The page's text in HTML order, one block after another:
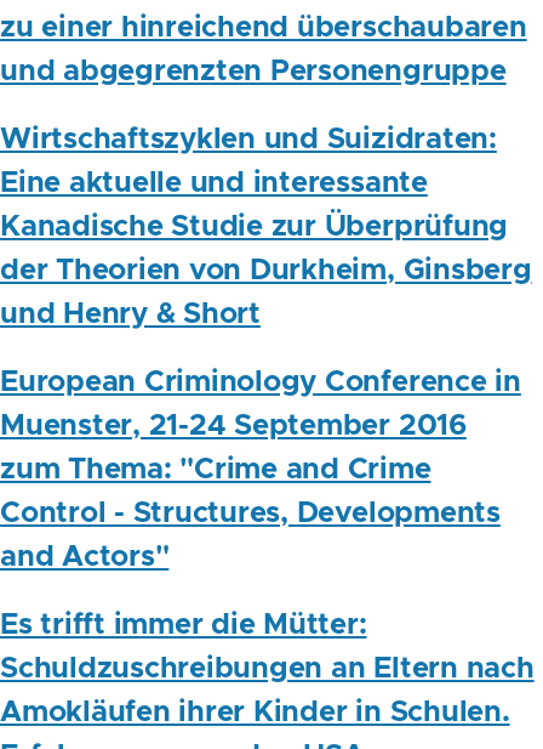
zu einer hinreichend überschaubaren
und abgegrenzten Personengruppe
Wirtschaftszyklen und Suizidraten:
Eine aktuelle und interessante
Kanadische Studie zur Überprüfung
der Theorien von Durkheim, Ginsberg
und Henry & Short
European Criminology Conference in
Muenster, 21-24 September 2016
zum Thema: "Crime and Crime
Control - Structures, Developments
and Actors"
Es trifft immer die Mütter:
Schuldzuschreibungen an Eltern nach
Amokläufen ihrer Kinder in Schulen.